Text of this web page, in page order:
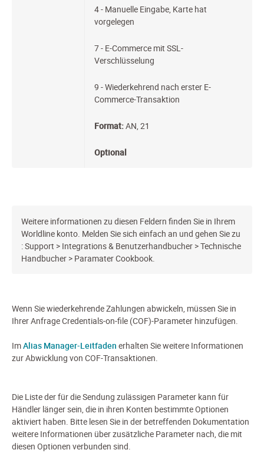
4 - Manuelle Eingabe, Karte hat
vorgelegen
7 - E-Commerce mit SSL-
Verschlüsselung
9 - Wiederkehrend nach erster E-
Commerce-Transaktion
Format:AN, 21
Optional
Weitere informationen zu diesen Feldern finden Sie in Ihrem
Worldline konto. Melden Sie sich einfach an und gehen Sie zu
: Support > Integrations & Benutzerhandbucher > Technische
Handbucher > Paramater Cookbook.
Wenn Sie wiederkehrende Zahlungen abwickeln, müssen Sie in
Ihrer Anfrage Credentials-on-file (COF)-Parameter hinzufügen.
ImAlias Manager-Leitfaden erhalten Sie weitere Informationen
zur Abwicklung von COF-Transaktionen.
Die Liste der für die Sendung zulässigen Parameter kann für
Händler länger sein, die in ihren Konten bestimmte Optionen
aktiviert haben. Bitte lesen Sie in der betreffenden Dokumentation
weitere Informationen über zusätzliche Parameter nach, die mit
diesen Optionen verbunden sind.